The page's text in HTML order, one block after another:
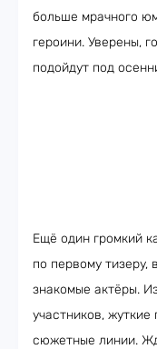
больше мрачного
героини. Уверены,
подойдут под
Ещё один громкий
по первому тизеру,
знакомые актёры.
участников,
сюжетные линии.